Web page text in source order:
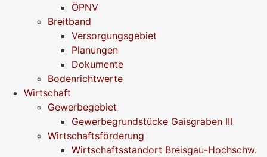
ÖPNV
Breitband
Versorgungsgebiet
Planungen
Dokumente
Bodenrichtwerte
Wirtschaft
Gewerbegebiet
Gewerbegrundstücke Gaisgraben III
Wirtschaftsförderung
Wirtschaftsstandort Breisgau-Hochschw.